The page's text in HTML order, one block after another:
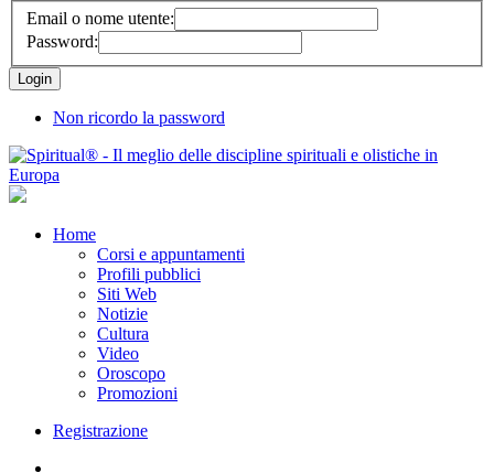
Email o nome utente:
Password:
Non ricordo la password
Home
Corsi e appuntamenti
Profili pubblici
Siti Web
Notizie
Cultura
Video
Oroscopo
Promozioni
Registrazione